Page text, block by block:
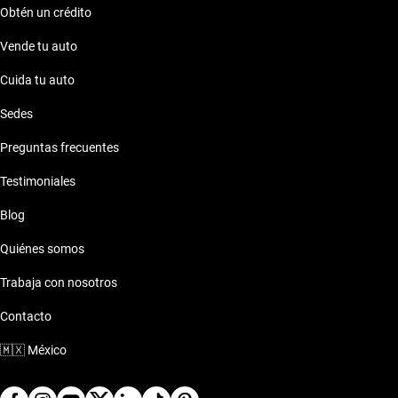
Obtén un crédito
Vende tu auto
Cuida tu auto
Sedes
Preguntas frecuentes
Testimoniales
Blog
Quiénes somos
Trabaja con nosotros
Contacto
🇲🇽 México